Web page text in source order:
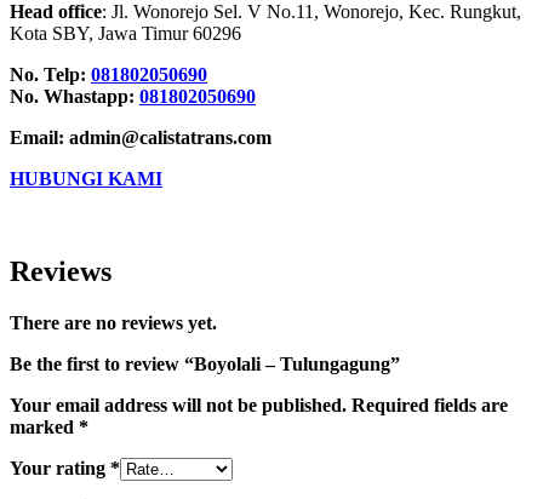
Head office: Jl. Wonorejo Sel. V No.11, Wonorejo, Kec. Rungkut,
Kota SBY, Jawa Timur 60296
No. Telp: 081802050690
No. Whastapp: 081802050690
Email: admin@calistatrans.com
HUBUNGI KAMI
Reviews
There are no reviews yet.
Be the first to review “Boyolali – Tulungagung”
Your email address will not be published. Required fields are
marked *
Your rating *